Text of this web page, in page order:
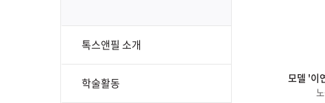
톡스앤필 소개
학술활동
모델 '이